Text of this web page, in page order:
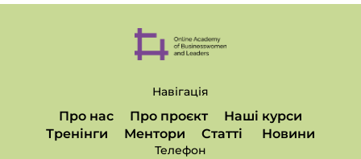
Навігація
Про нас Про проєкт
Наші курси
Тренінги
Ментори Статті Новини
Телефон